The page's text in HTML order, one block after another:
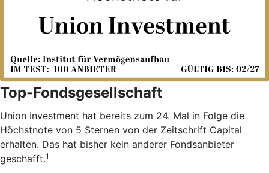
Top-Fondsgesellschaft
Union Investment hat bereits zum 24. Mal in Folge die
Höchstnote von 5 Sternen von der Zeitschrift Capital
erhalten. Das hat bisher kein anderer Fondsanbieter
geschafft.1